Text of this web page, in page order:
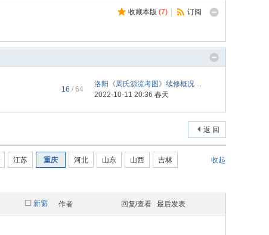
收藏本版 (7) 订阅
16 / 64
洛阳《周氏源流考图》续修概况 ...
2022-10-11 20:36 春天
返 回
收起
江苏 重庆 河北 山东 山西 吉林
新窗 作者 回复/查看 最后发表